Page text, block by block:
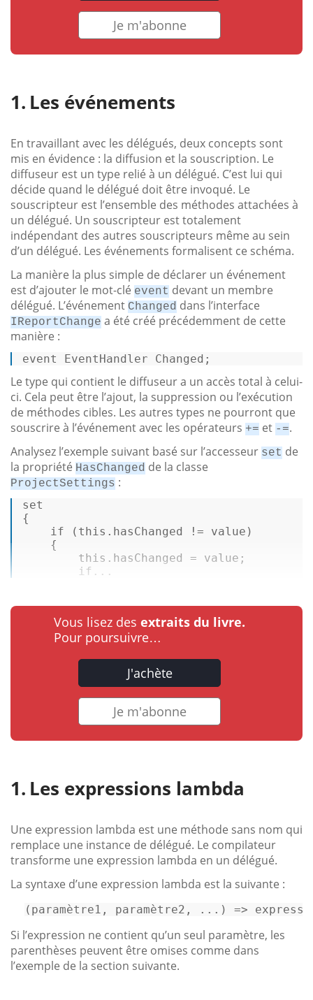
Je m'abonne
Les événements
En travaillant avec les délégués, deux concepts sont
mis en évidence : la diffusion et la souscription. Le
diffuseur est un type relié à un délégué. C’est lui qui
décide quand le délégué doit être invoqué. Le
souscripteur est l’ensemble des méthodes attachées à
un délégué. Un souscripteur est totalement
indépendant des autres souscripteurs même au sein
d’un délégué. Les événements formalisent ce schéma.
La manière la plus simple de déclarer un événement
est d’ajouter le mot-clé event devant un membre
délégué. L’événement Changed dans l’interface
IReportChange a été créé précédemment de cette
manière :
event EventHandler Changed;
Le type qui contient le diffuseur a un accès total à celui-
ci. Cela peut être l’ajout, la suppression ou l’exécution
de méthodes cibles. Les autres types ne pourront que
souscrire à l’événement avec les opérateurs += et -=.
Analysez l’exemple suivant basé sur l’accesseur set de
la propriété HasChanged de la classe
ProjectSettings :
set
{
if ( this .hasChanged != value)
{
this .hasChanged = value;
if ...
Vous lisez des extraits du livre.
Pour poursuivre…
J'achète
Je m'abonne
Les expressions lambda
Une expression lambda est une méthode sans nom qui
remplace une instance de délégué. Le compilateur
transforme une expression lambda en un délégué.
La syntaxe d’une expression lambda est la suivante :
( paramètre1, paramètre2, ... ) =>
Si l’expression ne contient qu’un seul paramètre, les
parenthèses peuvent être omises comme dans
l’exemple de la section suivante.